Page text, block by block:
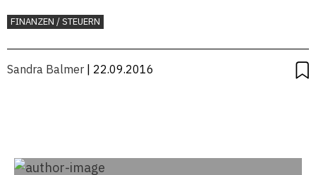
FINANZEN / STEUERN
Sandra Balmer | 22.09.2016